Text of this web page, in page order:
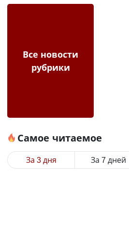
Все новости
рубрики
Самое читаемое
За 3 дня За 7 дней